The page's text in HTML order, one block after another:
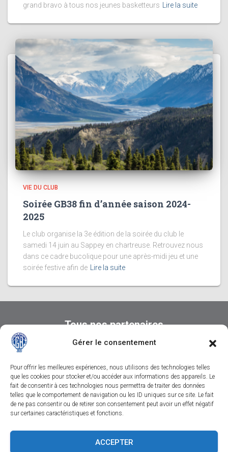
Gérer le consentement
Pour offrir les meilleures expériences, nous utilisons des technologies telles
que les cookies pour stocker et/ou accéder aux informations des appareils. Le
fait de consentir à ces technologies nous permettra de traiter des données
telles que le comportement de navigation ou les ID uniques sur ce site. Le fait
de ne pas consentir ou de retirer son consentement peut avoir un effet négatif
sur certaines caractéristiques et fonctions.
ACCEPTER
grand bravo à tous nos jeunes basketteurs Lire la suite
VIE DU CLUB
Soirée GB38 fin d’année saison 2024-
2025
Le club organise la 3e édition de la soirée du club le
samedi 14 juin au Sappey en chartreuse. Retrouvez nous
dans ce cadre bucolique pour une après-midi jeu et une
soirée festive afin de
Lire la suite
Tous nos partenaires
SUIVEZ-NOUS SUR INSTAGRAM